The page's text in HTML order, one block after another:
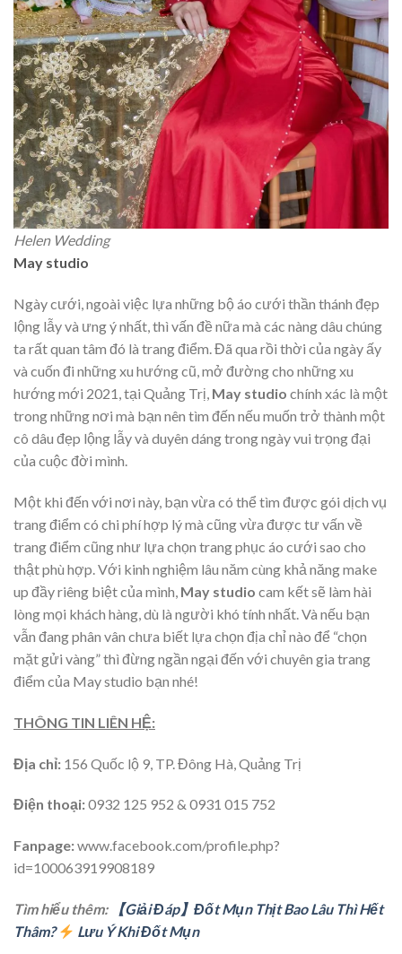
Helen Wedding
May studio
Ngày cưới, ngoài việc lựa những bộ áo cưới thần thánh đẹp
lộng lẫy và ưng ý nhất, thì vấn đề nữa mà các nàng dâu chúng
ta rất quan tâm đó là trang điểm. Đã qua rồi thời của ngày ấy
và cuốn đi những xu hướng cũ, mở đường cho những xu
hướng mới 2021, tại Quảng Trị, May studio chính xác là một
trong những nơi mà bạn nên tìm đến nếu muốn trở thành một
cô dâu đẹp lộng lẫy và duyên dáng trong ngày vui trọng đại
của cuộc đời mình.
Một khi đến với nơi này, bạn vừa có thể tìm được gói dịch vụ
trang điểm có chi phí hợp lý mà cũng vừa được tư vấn về
trang điểm cũng như lựa chọn trang phục áo cưới sao cho
thật phù hợp. Với kinh nghiệm lâu năm cùng khả năng make
up đầy riêng biệt của mình, May studio cam kết sẽ làm hài
lòng mọi khách hàng, dù là người khó tính nhất. Và nếu bạn
vẫn đang phân vân chưa biết lựa chọn địa chỉ nào để “chọn
mặt gửi vàng” thì đừng ngần ngại đến với chuyên gia trang
điểm của May studio bạn nhé!
THÔNG TIN LIÊN HỆ:
Địa chỉ: 156 Quốc lộ 9, TP. Đông Hà, Quảng Trị
Điện thoại:0932 125 952 & 0931 015 752
Fanpage:www.facebook.com/profile.php?
id=100063919908189
Tìm hiểu thêm:
【Giải Đáp】Đốt Mụn Thịt Bao Lâu Thì Hết
Thâm?
Lưu Ý Khi Đốt Mụn